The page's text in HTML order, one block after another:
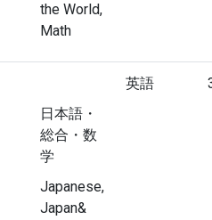
the World,
Math
日本語・
総合・数
学
Japanese,
Japan&
英語